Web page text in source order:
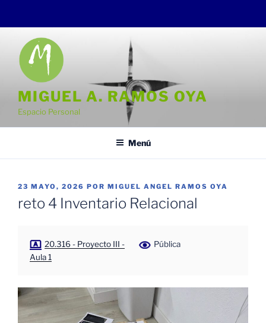
contenido
MIGUEL A. RAMOS OYA
Espacio Personal
Menú
PUBLICADO
23 MAYO, 2026 POR MIGUEL ANGEL RAMOS OYA
reto 4 Inventario Relacional
20.316 - Proyecto III -
Aula 1
Pública